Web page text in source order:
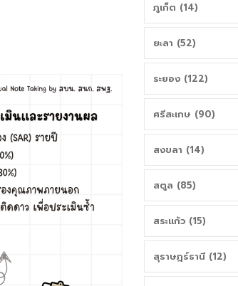
ภูเก็ต (14)
ยะลา (52)
ระยอง (122)
ศรีสะเกษ (90)
สงขลา (14)
สตูล (85)
สระแก้ว (15)
สุราษฎร์ธานี (12)